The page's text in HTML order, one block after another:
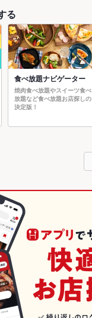
る
食べ放題ナビゲーター
焼肉食べ放題やスイーツ食べ
放題など食べ放題お店探しの
決定版！